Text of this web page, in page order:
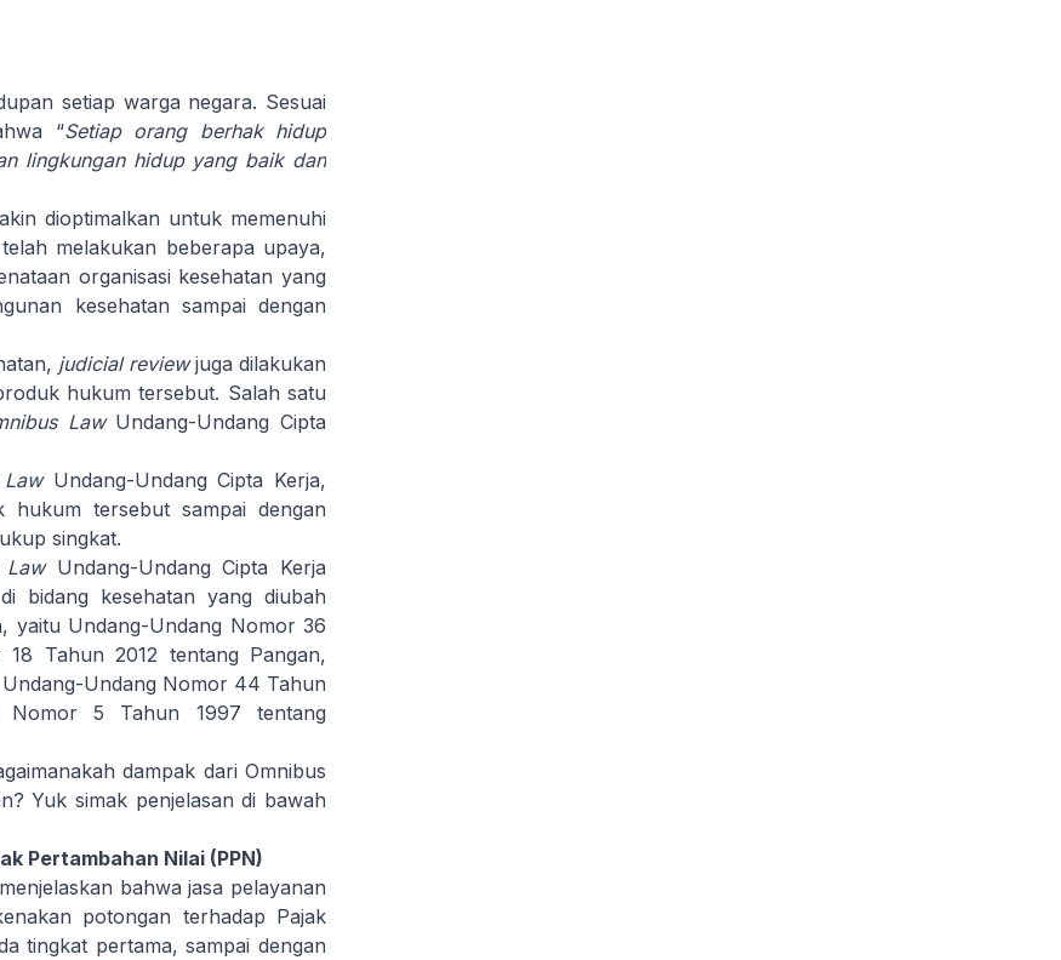
setiap warga negara. Sesuai
“Setiap orang berhak hidup
lingkungan hidup yang baik dan
dioptimalkan untuk memenuhi
melakukan beberapa upaya,
organisasi kesehatan yang
kesehatan sampai dengan
judicial reviewjuga dilakukan
hukum tersebut. Salah satu
Law Undang-Undang Cipta
Law Undang-Undang Cipta Kerja,
tersebut sampai dengan
singkat.
LawUndang-Undang Cipta Kerja
bidang kesehatan yang diubah
yaitu Undang-Undang Nomor 36
Tahun 2012 tentang Pangan,
Undang Nomor 44 Tahun
Nomor 5 Tahun 1997 tentang
dampak dari Omnibus
Yuk simak penjelasan di bawah
Pertambahan Nilai (PPN)
bahwa jasa pelayanan
potongan terhadap Pajak
tingkat pertama, sampai dengan